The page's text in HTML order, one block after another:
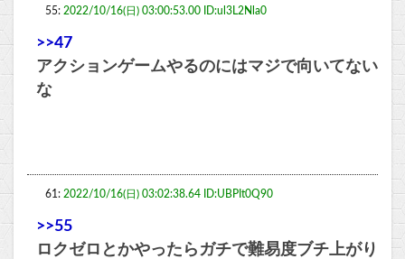
55: 2022/10/16(日) 03:00:53.00 ID:ul3L2Nla0
>>47
アクションゲームやるのにはマジで向いてない
な
61: 2022/10/16(日) 03:02:38.64 ID:UBPIt0Q90
>>55
ロクゼロとかやったらガチで難易度ブチ上がり